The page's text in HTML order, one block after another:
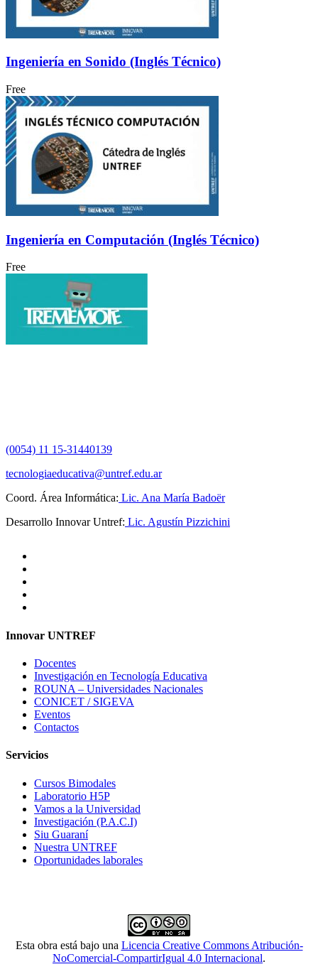
Ingeniería en Sonido (Inglés Técnico)
Free
Ingeniería en Computación (Inglés Técnico)
Free
(0054) 11 15-31440139
tecnologiaeducativa@untref.edu.ar
Coord. Área Informática: Lic. Ana María Badoër
Desarrollo Innovar Untref: Lic. Agustín Pizzichini
Innovar UNTREF
Docentes
Investigación en Tecnología Educativa
ROUNA – Universidades Nacionales
CONICET / SIGEVA
Eventos
Contactos
Servicios
Cursos Bimodales
Laboratorio H5P
Vamos a la Universidad
Investigación (P.A.C.I)
Siu Guaraní
Nuestra UNTREF
Oportunidades laborales
Esta obra está bajo una Licencia Creative Commons Atribución-
NoComercial-CompartirIgual 4.0 Internacional.